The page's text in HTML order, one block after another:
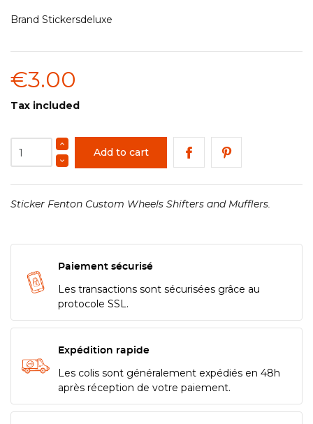
Brand Stickersdeluxe
€3.00
Tax included
Add to cart
Sticker Fenton Custom Wheels Shifters and Mufflers.
Paiement sécurisé
Les transactions sont sécurisées grâce au
protocole SSL.
Expédition rapide
Les colis sont généralement expédiés en 48h
après réception de votre paiement.